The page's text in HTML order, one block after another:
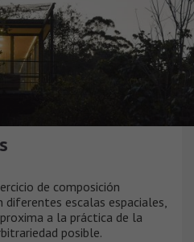
de composición
diferentes escalas espaciales,
a la práctica de la
posible.